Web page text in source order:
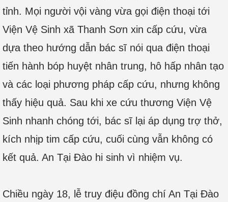
tỉnh. Mọi người vội vàng vừa gọi điện thoại tới
Viện Vệ Sinh xã Thanh Sơn xin cấp cứu, vừa
dựa theo hướng dẫn bác sĩ nói qua điện thoại
tiến hành bóp huyệt nhân trung, hô hấp nhân tạo
và các loại phương pháp cấp cứu, nhưng không
thấy hiệu quả. Sau khi xe cứu thương Viện Vệ
Sinh nhanh chóng tới, bác sĩ lại áp dụng trợ thở,
kích nhịp tim cấp cứu, cuối cùng vẫn không có
kết quả. An Tại Đào hi sinh vì nhiệm vụ.
Chiều ngày 18, lễ truy điệu đồng chí An Tại Đào